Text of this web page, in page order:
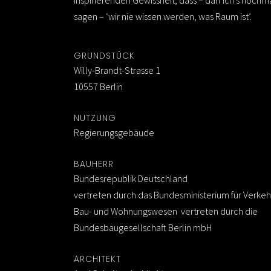
sagen – ‘wir nie wissen werden, was Raum ist’.
GRUNDSTÜCK
Willy-Brandt-Strasse 1
10557 Berlin
NUTZUNG
Regierungsgebäude
BAUHERR
Bundesrepublik Deutschland
vertreten durch das Bundesministerium für
Bau- und Wohnungswesen vertreten durch die
Bundesbaugesellschaft Berlin mbH
ARCHITEKT